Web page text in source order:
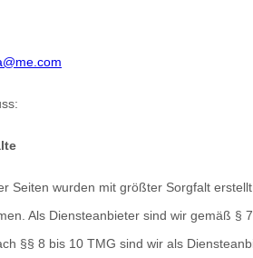
Seiten wurden mit größter Sorgfalt
Als Diensteanbieter sind wir gemäß §
§§ 8 bis 10 TMG sind wir als